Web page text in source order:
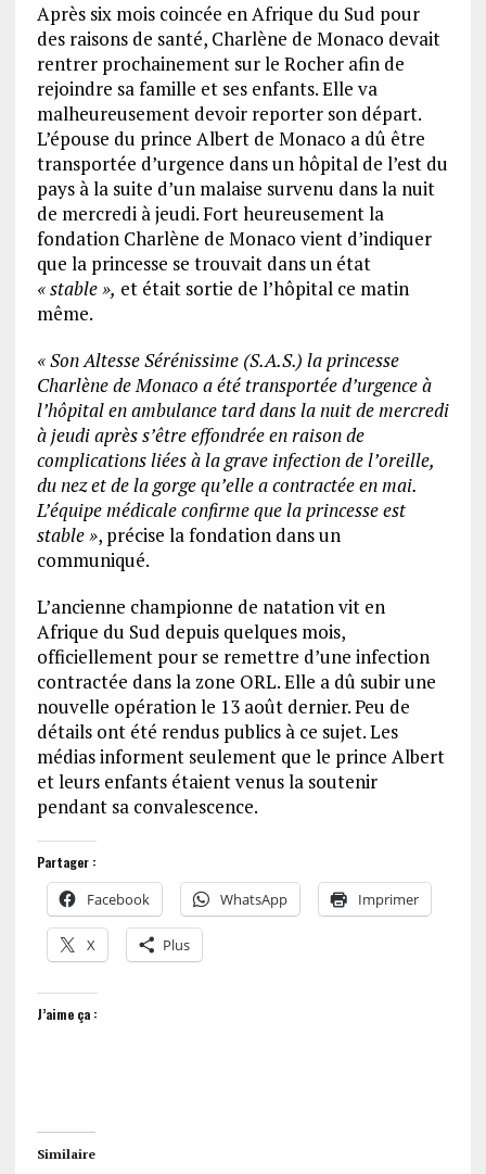
Après six mois coincée en Afrique du Sud pour
des raisons de santé, Charlène de Monaco devait
rentrer prochainement sur le Rocher afin de
rejoindre sa famille et ses enfants. Elle va
malheureusement devoir reporter son départ.
L’épouse du prince Albert de Monaco a dû être
transportée d’urgence dans un hôpital de l’est du
pays à la suite d’un malaise survenu dans la nuit
de mercredi à jeudi. Fort heureusement la
fondation Charlène de Monaco vient d’indiquer
que la princesse se trouvait dans un état
« stable », et était sortie de l’hôpital ce matin
même.
« Son Altesse Sérénissime (S.A.S.) la princesse
Charlène de Monaco a été transportée d’urgence à
l’hôpital en ambulance tard dans la nuit de mercredi
à jeudi après s’être effondrée en raison de
complications liées à la grave infection de l’oreille,
du nez et de la gorge qu’elle a contractée en mai.
L’équipe médicale confirme que la princesse est
stable », précise la fondation dans un
communiqué.
L’ancienne championne de natation vit en
Afrique du Sud depuis quelques mois,
officiellement pour se remettre d’une infection
contractée dans la zone ORL. Elle a dû subir une
nouvelle opération le 13 août dernier. Peu de
détails ont été rendus publics à ce sujet. Les
médias informent seulement que le prince Albert
et leurs enfants étaient venus la soutenir
pendant sa convalescence.
Partager :
Facebook WhatsApp Imprimer
X Plus
J’aime ça :
Similaire